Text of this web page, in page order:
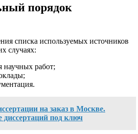
порядок
списка используемых источников
случаях:
научных работ;
на заказ в Москве.
диссертаций под ключ